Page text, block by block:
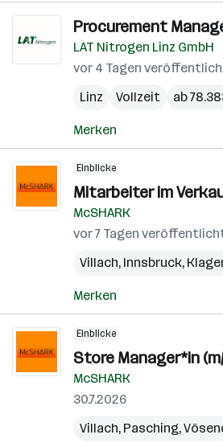
Procurement
LAT Nitrogen Linz GmbH
vor 4 Tagen
Linz
Vollzeit ab
Merken
Einblicke
Mitarbeiter im
McSHARK
vor 7 Tagen
Villach, Innsbruck,
Merken
Einblicke
Store Manager*in
McSHARK
30.7.2026
Villach, Pasching,